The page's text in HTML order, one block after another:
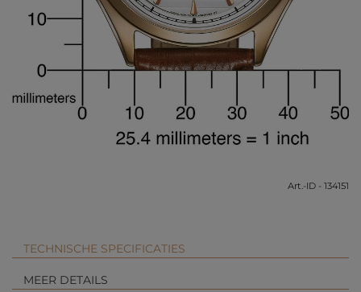
Art.-ID - 134151
TECHNISCHE SPECIFICATIES
MEER DETAILS